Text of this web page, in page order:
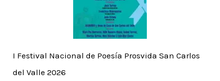
I Festival Nacional de Poesía Prosvida San Carlos
del Valle 2026